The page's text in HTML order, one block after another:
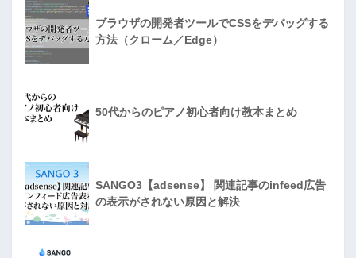
ブラウザの開発者ツールでCSSをデバッグする
方法（クローム／Edge）
50代からのピアノ初心者向け教本まとめ
SANGO3【adsense】 関連記事のinfeed広告
の表示がされない原因と解決